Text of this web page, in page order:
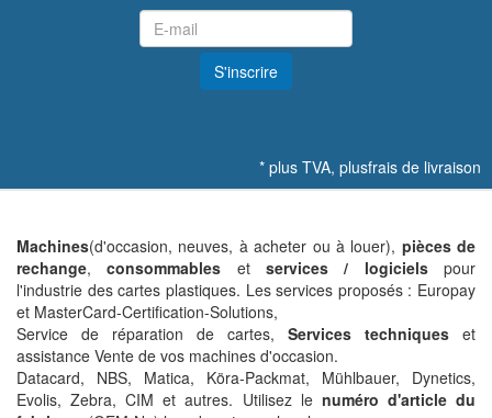
S'inscrire
* plus TVA, plusfrais de livraison
Machines(d'occasion, neuves, à acheter ou à louer), pièces de
rechange,consommables etservices / logicielspour
l'industrie des cartes plastiques. Les services proposés : Europay
et MasterCard-Certification-Solutions,
Service de réparation de cartes, Services techniques et
assistance Vente de vos machines d'occasion.
Datacard, NBS, Matica, Köra-Packmat, Mühlbauer, Dynetics,
Evolis, Zebra, CIM et autres. Utilisez le numéro d'article du